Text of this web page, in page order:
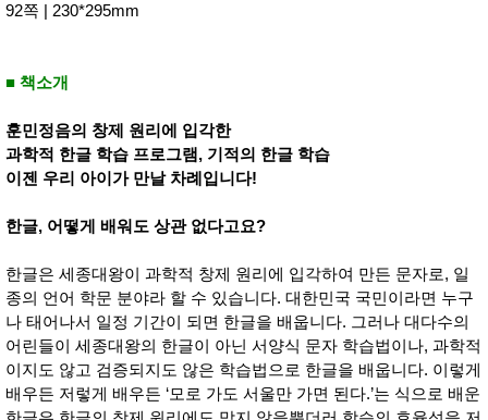
주방가
활가전
건강가
주
방
명품식
기브랜
드
조리용
주방소
품
식
품
즉석가
공식품
쌀/잡곡/
면류
양념/소
스/가루
92쪽 | 230*295mm
■ 책소개
훈민정음의 창제 원리에 입각한
과학적 한글 학습 프로그램, 기적의 한글 학습
이젠 우리 아이가 만날 차례입니다!
한글, 어떻게 배워도 상관 없다고요?
한글은 세종대왕이 과학적 창제 원리에 입각하여 만든 문자로, 일
종의 언어 학문 분야라 할 수 있습니다. 대한민국 국민이라면 누구
나 태어나서 일정 기간이 되면 한글을 배웁니다. 그러나 대다수의
어린들이 세종대왕의 한글이 아닌 서양식 문자 학습법이나, 과학적
이지도 않고 검증되지도 않은 학습법으로 한글을 배웁니다. 이렇게
배우든 저렇게 배우든 ‘모로 가도 서울만 가면 된다.’는 식으로 배운